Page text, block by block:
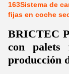
163Sistema de
fijas en coche
BRICTEC
con
producción